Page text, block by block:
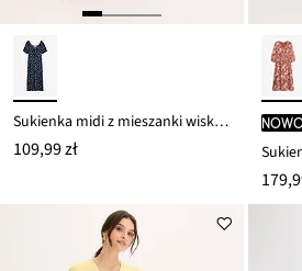
Sukienka midi z mieszanki wiskozy
109,99 zł